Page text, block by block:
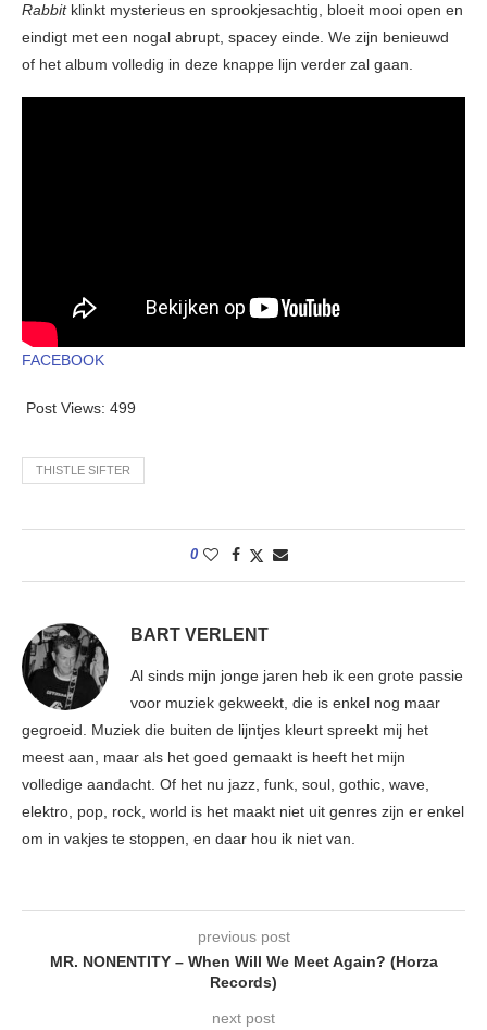
Rabbitklinkt mysterieus en sprookjesachtig, bloeit mooi open en
eindigt met een nogal abrupt, spacey einde. We zijn benieuwd
of het album volledig in deze knappe lijn verder zal gaan.
FACEBOOK
Post Views: 499
THISTLE SIFTER
0
BART VERLENT
Al sinds mijn jonge jaren heb ik een grote passie
voor muziek gekweekt, die is enkel nog maar
gegroeid. Muziek die buiten de lijntjes kleurt spreekt mij het
meest aan, maar als het goed gemaakt is heeft het mijn
volledige aandacht. Of het nu jazz, funk, soul, gothic, wave,
elektro, pop, rock, world is het maakt niet uit genres zijn er enkel
om in vakjes te stoppen, en daar hou ik niet van.
previous post
MR. NONENTITY – When Will We Meet Again? (Horza
Records)
next post